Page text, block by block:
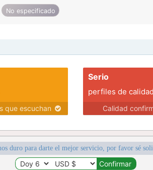
No especificado
que escuchan
Serio
perfiles de calidad
Calidad
duro para darte el mejor servicio, por favor sé